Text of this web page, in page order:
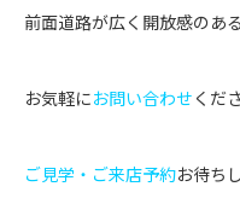
前面道路が広く開放感のあ
お気軽にお問い合わせ くだ
ご見学・ご来店予約お待ち